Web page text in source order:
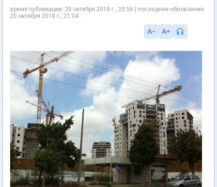
время публикации: 20 октября 2018 г., 20:56 | последнее обновление:
20 октября 2018 г., 21:04